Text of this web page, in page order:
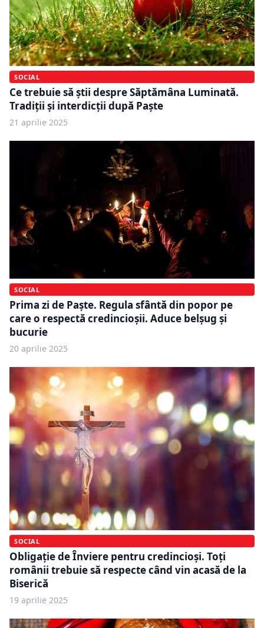
SOCIAL
Ce trebuie să știi despre Săptămâna Luminată.
Tradiții și interdicții după Paște
21 aprilie 2025
SOCIAL
Prima zi de Paște. Regula sfântă din popor pe
care o respectă credincioșii. Aduce belșug și
bucurie
20 aprilie 2025
SOCIAL
Obligație de Ȋnviere pentru credincioși. Toți
românii trebuie să respecte când vin acasă de la
Biserică
19 aprilie 2025